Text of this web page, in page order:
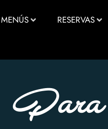
MENÚS RESERVAS